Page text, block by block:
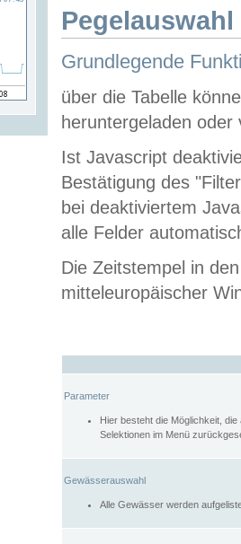
Grundlegende
über die Tabelle
heruntergeladen oder
Ist Javascript
Bestätigung des
bei deaktiviertem
alle Felder
Die Zeitstempel in
mitteleuropäischer
Parameter
Hier besteht die Möglichkeit,
Selektionen im Menü
Gewässerauswahl
Alle Gewässer werden